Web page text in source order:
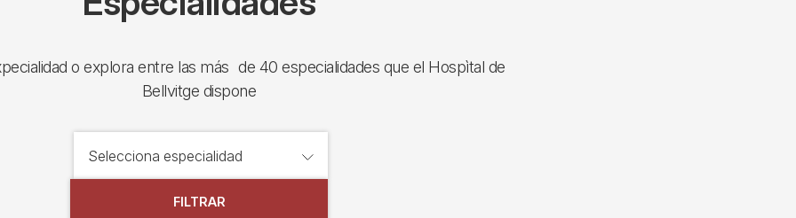
o explora entre las más de 40 especialidades que el Hospìtal de
Bellvitge dispone
FILTRAR